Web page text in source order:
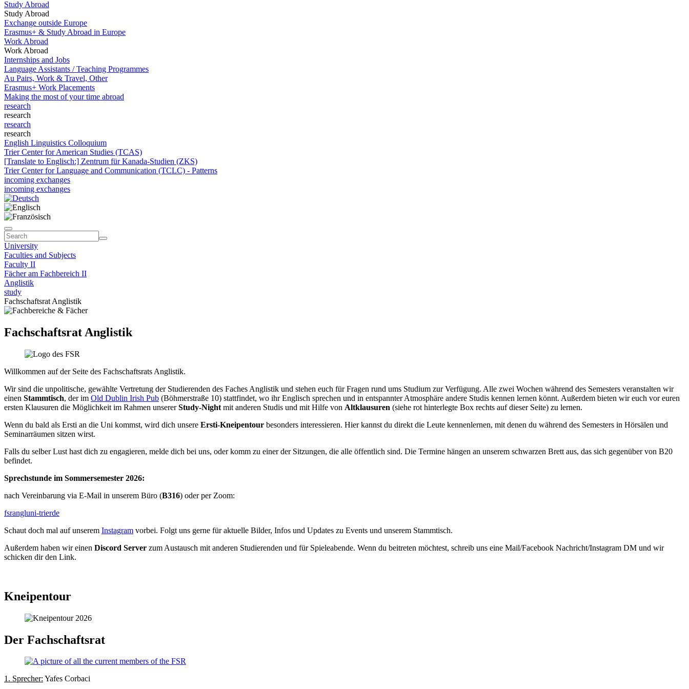
Study Abroad
Study Abroad
Exchange outside Europe
Erasmus+ & Study Abroad in Europe
Work Abroad
Work Abroad
Internships and Jobs
Language Assistants / Teaching Programmes
Au Pairs, Work & Travel, Other
Erasmus+ Work Placements
Making the most of your time abroad
research
research
research
research
English Linguistics Colloquium
Trier Center for American Studies (TCAS)
[Translate to Englisch:] Zentrum für Kanada-Studien (ZKS)
Trier Center for Language and Communication (TCLC) - Patterns
incoming exchanges
incoming exchanges
University
Faculties and Subjects
Faculty II
Fächer am Fachbereich II
Anglistik
study
Fachschaftsrat Anglistik
Fachschaftsrat Anglistik
Willkommen auf der Seite des Fachschaftsrats Anglistik.
Wir sind die unpolitische, gewählte Vertretung der Studierenden des Faches Anglistik und stehen euch für Fragen rund ums Studium zur Verfügung. Alle zwei Wochen während des Semesters veranstalten wir
einen Stammtisch, der im Old Dublin Irish Pub (Böhmerstraße 10) stattfindet, wo ihr Englisch sprechen und in entspannter Atmosphäre andere Studis kennen lernen könnt. Außerdem bieten wir euch vor euren
ersten Klausuren die Möglichkeit im Rahmen unsererStudy-Night mit anderen Studis und mit Hilfe von Altklausuren (siehe rot hinterlegte Box rechts auf dieser Seite) zu lernen.
Wenn du bald als Ersti an die Uni kommst, wird dich unsere Ersti-Kneipentour besonders interessieren. Hier kannst du direkt die Leute kennenlernen, mit denen du während des Semesters in Hörsälen und
Seminarräumen sitzen wirst.
Falls du selber Lust hast dich zu engagieren, melde dich bei uns, oder komm zu einer der Sitzungen, die alle öffentlich sind. Die Termine hängen an unserem schwarzen Brett aus, das sich gegenüber von B20
befindet.
Sprechstunde im Sommersemester 2026:
nach Vereinbarung via E-Mail in unserem Büro (B316) oder per Zoom:
fsrangluni-trierde
Schaut doch mal auf unserem Instagram vorbei. Folgt uns gerne für aktuelle Bilder, Infos und Updates zu Events und unserem Stammtisch.
Außerdem haben wir einen Discord Server zum Austausch mit anderen Studierenden und für Spieleabende. Wenn du beitreten möchtest, schreib uns eine Mail/Facebook Nachricht/Instagram DM und wir
schicken dir den Link.
Kneipentour
Der Fachschaftsrat
1. Sprecher: Yafes Corbaci